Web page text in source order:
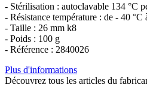
- Stérilisation : autoclavable 134 °C
- Résistance température : de - 40 °C
- Taille : 26 mm k8
- Poids : 100 g
- Référence : 2840026
Plus d'informations
Découvrez tous les articles du